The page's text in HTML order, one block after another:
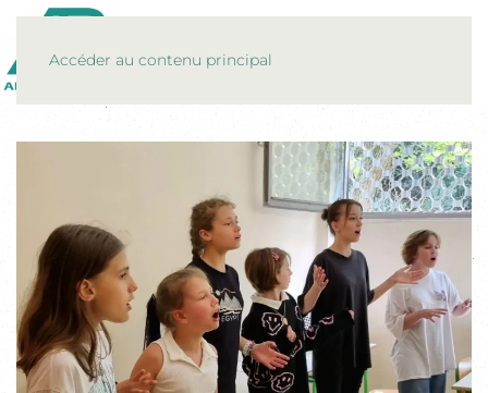
Accéder au contenu principal